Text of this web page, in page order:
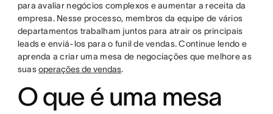
para avaliar negócios complexos e aumentar a receita da
empresa. Nesse processo, membros da equipe de vários
departamentos trabalham juntos para atrair os principais
leads e enviá-los para o funil de vendas. Continue lendo e
aprenda a criar uma mesa de negociações que melhore as
suasoperações de vendas.
O que é uma mesa